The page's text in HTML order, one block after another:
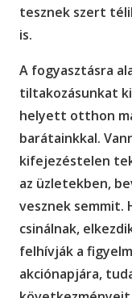
tesznek szert
is.
A fogyasztásra
tiltakozásunkat
helyett otthon
barátainkkal.
kifejezéstelen
az üzletekben,
vesznek semmit.
csinálnak,
felhívják a
akciónapjára,